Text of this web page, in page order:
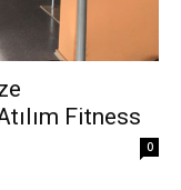
Fitness
0